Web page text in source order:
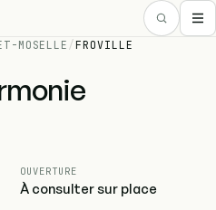
MOSELLE /FROVILLE
OUVERTURE
À consulter sur place